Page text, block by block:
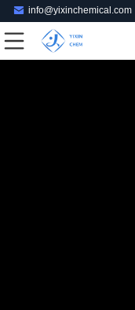
info@yixinchemical.com